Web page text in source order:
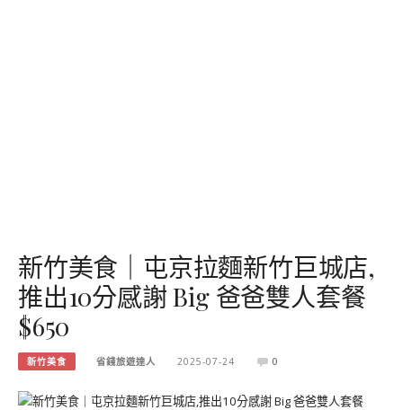
新竹美食｜屯京拉麵新竹巨城店,
推出10分感謝 Big 爸爸雙人套餐
$650
新竹美食 省錢旅遊達人 2025-07-24 0